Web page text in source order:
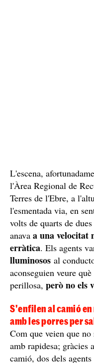
L'escena,
l'Àrea Regional de
Terres de l'Ebre, a
l'esmentada via, en
volts de quarts de
anava a una velocitat
erràtica. Els agents
lluminosos al
aconseguien veure
perillosa, però no els
S'enfilen al camió
amb les porres per
Com que veien que
amb rapidesa; gràcies
camió, dos dels